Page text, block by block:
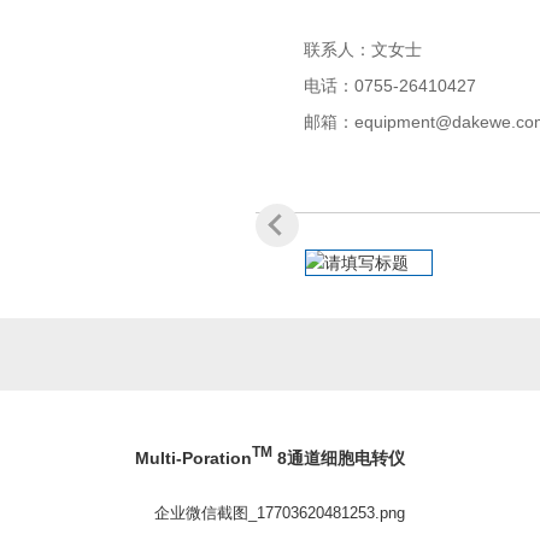
联系人：文女士
电话：0755-26410427
邮箱：
Multi-PorationTM 8通道细胞电转仪